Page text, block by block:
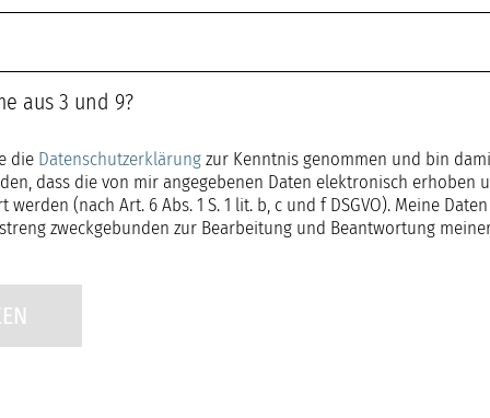
& Hersteller
Fliese
aus 3 und 9?
die Datenschutzerklärungzur Kenntnis genommen und bin
dass die von mir angegebenen Daten elektronisch erhoben
werden (nach Art. 6 Abs. 1 S. 1 lit. b, c und f DSGVO). Meine
zweckgebunden zur Bearbeitung und Beantwortung